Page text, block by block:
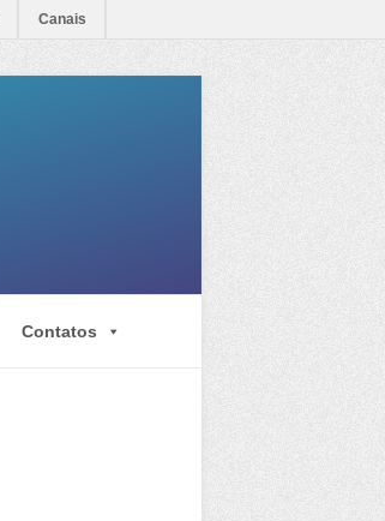
Canais
Contatos